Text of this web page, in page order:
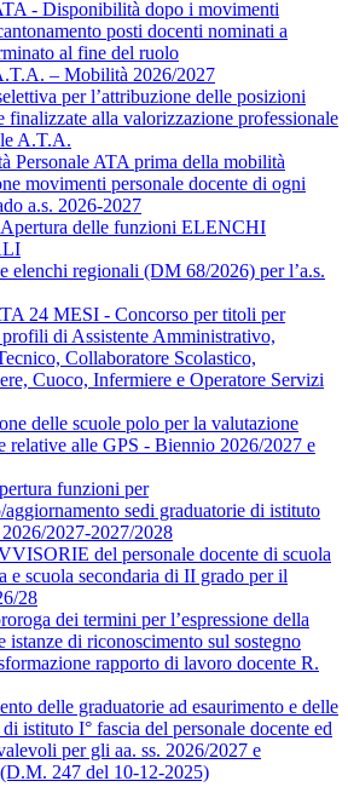
- Disponibilità dopo i movimenti
posti docenti nominati a
al fine del ruolo
– Mobilità 2026/2027
per l’attribuzione delle posizioni
finalizzate alla valorizzazione professionale
A.T.A.
Personale ATA prima della mobilità
movimenti personale docente di ogni
a.s. 2026-2027
delle funzioni ELENCHI
elenchi regionali (DM 68/2026) per l’a.s.
24 MESI - Concorso per titoli per
profili di Assistente Amministrativo,
Collaboratore Scolastico,
Cuoco, Infermiere e Operatore Servizi
delle scuole polo per la valutazione
relative alle GPS - Biennio 2026/2027 e
funzioni per
aggiornamento sedi graduatorie di istituto
2027-2027/2028
del personale docente di scuola
e scuola secondaria di II grado per il
28
dei termini per l’espressione della
istanze di riconoscimento sul sostegno
rapporto di lavoro docente R.
delle graduatorie ad esaurimento e delle
istituto I° fascia del personale docente ed
per gli aa. ss. 2026/2027 e
247 del 10-12-2025)